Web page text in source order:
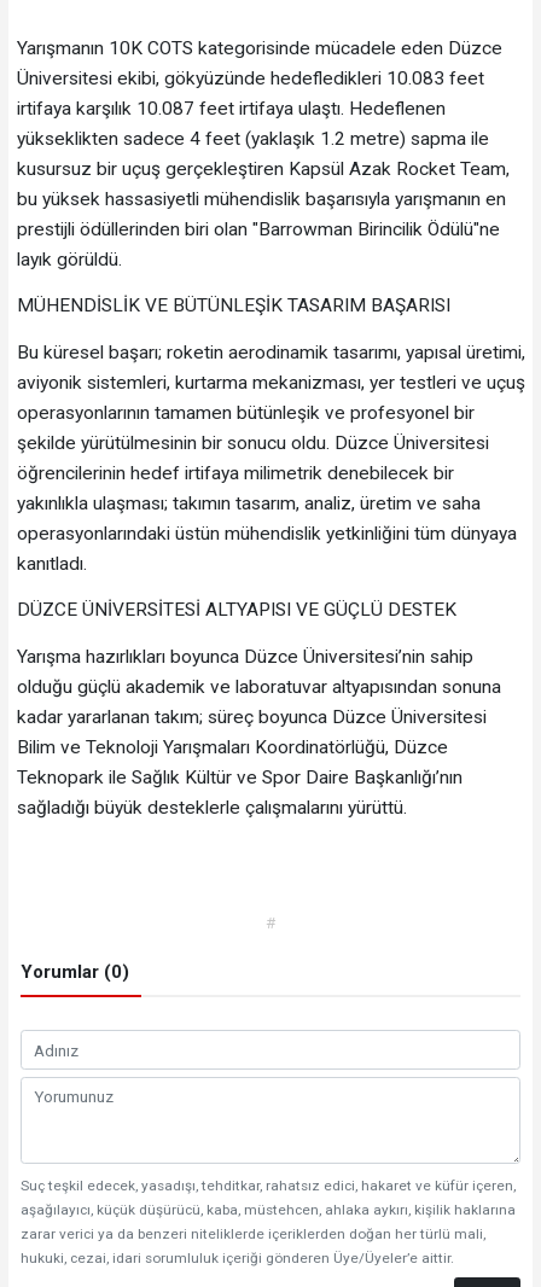
Yarışmanın 10K COTS kategorisinde mücadele eden Düzce
Üniversitesi ekibi, gökyüzünde hedefledikleri 10.083 feet
irtifaya karşılık 10.087 feet irtifaya ulaştı. Hedeflenen
yükseklikten sadece 4 feet (yaklaşık 1.2 metre) sapma ile
kusursuz bir uçuş gerçekleştiren Kapsül Azak Rocket Team,
bu yüksek hassasiyetli mühendislik başarısıyla yarışmanın en
prestijli ödüllerinden biri olan "Barrowman Birincilik Ödülü"ne
layık görüldü.
MÜHENDİSLİK VE BÜTÜNLEŞİK TASARIM BAŞARISI
Bu küresel başarı; roketin aerodinamik tasarımı, yapısal üretimi,
aviyonik sistemleri, kurtarma mekanizması, yer testleri ve uçuş
operasyonlarının tamamen bütünleşik ve profesyonel bir
şekilde yürütülmesinin bir sonucu oldu. Düzce Üniversitesi
öğrencilerinin hedef irtifaya milimetrik denebilecek bir
yakınlıkla ulaşması; takımın tasarım, analiz, üretim ve saha
operasyonlarındaki üstün mühendislik yetkinliğini tüm dünyaya
kanıtladı.
DÜZCE ÜNİVERSİTESİ ALTYAPISI VE GÜÇLÜ DESTEK
Yarışma hazırlıkları boyunca Düzce Üniversitesi’nin sahip
olduğu güçlü akademik ve laboratuvar altyapısından sonuna
kadar yararlanan takım; süreç boyunca Düzce Üniversitesi
Bilim ve Teknoloji Yarışmaları Koordinatörlüğü, Düzce
Teknopark ile Sağlık Kültür ve Spor Daire Başkanlığı’nın
sağladığı büyük desteklerle çalışmalarını yürüttü.
#
Yorumlar (0)
Suç teşkil edecek, yasadışı, tehditkar, rahatsız edici, hakaret ve küfür içeren,
aşağılayıcı, küçük düşürücü, kaba, müstehcen, ahlaka aykırı, kişilik haklarına
zarar verici ya da benzeri niteliklerde içeriklerden doğan her türlü mali,
hukuki, cezai, idari sorumluluk içeriği gönderen Üye/Üyeler’e aittir.